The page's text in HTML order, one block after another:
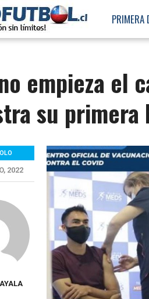
PRIMERA
empieza el
su primera
2022